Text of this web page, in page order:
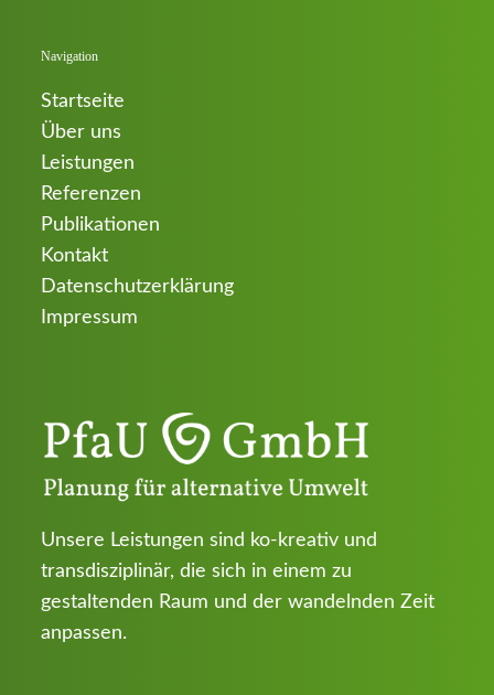
Navigation
Startseite
Über uns
Leistungen
Referenzen
Publikationen
Kontakt
Datenschutzerklärung
Impressum
Unsere Leistungen sind ko-kreativ und
transdisziplinär, die sich in einem zu
gestaltenden Raum und der wandelnden Zeit
anpassen.